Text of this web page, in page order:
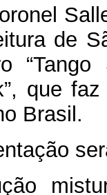
de
“Tango
que
Brasil.